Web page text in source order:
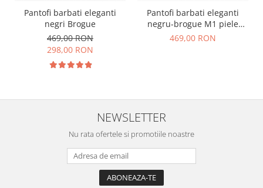
Pantofi barbati eleganti
negri Brogue
469,00 RON
298,00 RON
Pantofi barbati eleganti
negru-brogue M1 piele
CONFORT
469,00 RON
NEWSLETTER
Nu rata ofertele si promotiile noastre